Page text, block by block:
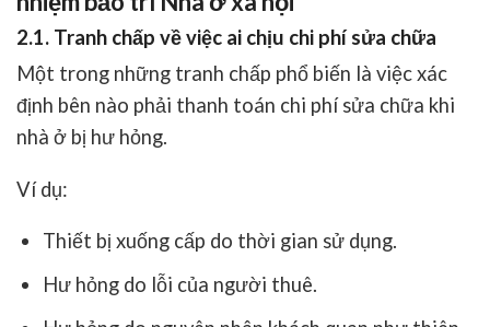
2.1. Tranh chấp về việc ai chịu chi phí sửa chữa
Một trong những tranh chấp phổ biến là việc xác
định bên nào phải thanh toán chi phí sửa chữa khi
nhà ở bị hư hỏng.
Ví dụ:
Thiết bị xuống cấp do thời gian sử dụng.
Hư hỏng do lỗi của người thuê.